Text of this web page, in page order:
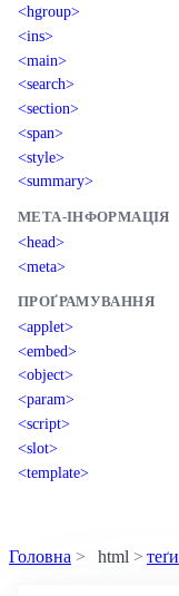
<hgroup>
<ins>
<main>
<search>
<section>
<span>
<style>
<summary>
МЕТА-ІНФОРМАЦІЯ
<head>
<meta>
ПРОҐРАМУВАННЯ
<applet>
<embed>
<object>
<param>
<script>
<slot>
<template>
Головна html теґи